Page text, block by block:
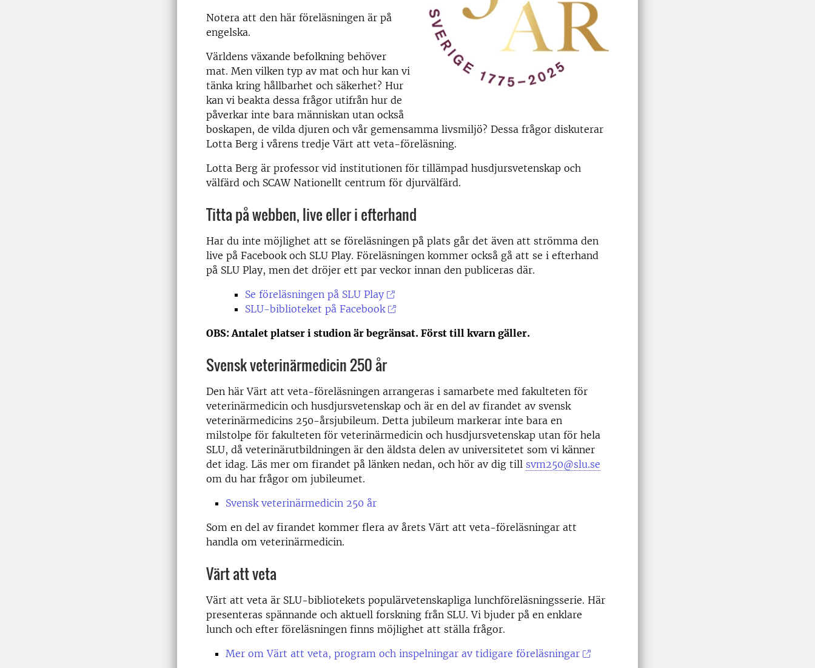
Notera att den här föreläsningen är på
engelska.
Världens växande befolkning behöver
mat. Men vilken typ av mat och hur kan vi
tänka kring hållbarhet och säkerhet? Hur
kan vi beakta dessa frågor utifrån hur de
påverkar inte bara människan utan också
boskapen, de vilda djuren och vår gemensamma livsmiljö? Dessa frågor diskuterar
Lotta Berg i vårens tredje Värt att veta-föreläsning.
Lotta Berg är professor vid institutionen för tillämpad husdjursvetenskap och
välfärd och SCAW Nationellt centrum för djurvälfärd.
Titta på webben, live eller i efterhand
Har du inte möjlighet att se föreläsningen på plats går det även att strömma den
live på Facebook och SLU Play. Föreläsningen kommer också gå att se i efterhand
på SLU Play, men det dröjer ett par veckor innan den publiceras där.
Se föreläsningen på SLU Play
SLU-biblioteket på Facebook
OBS: Antalet platser i studion är begränsat. Först till kvarn gäller.
Svensk veterinärmedicin 250 år
Den här Värt att veta-föreläsningen arrangeras i samarbete med fakulteten för
veterinärmedicin och husdjursvetenskap och är en del av firandet av svensk
veterinärmedicins 250-årsjubileum. Detta jubileum markerar inte bara en
milstolpe för fakulteten för veterinärmedicin och husdjursvetenskap utan för hela
SLU, då veterinärutbildningen är den äldsta delen av universitetet som vi känner
det idag. Läs mer om firandet på länken nedan, och hör av dig till svm250@slu.se
om du har frågor om jubileumet.
Svensk veterinärmedicin 250 år
Som en del av firandet kommer flera av årets Värt att veta-föreläsningar att
handla om veterinärmedicin.
Värt att veta
Värt att veta är SLU-bibliotekets populärvetenskapliga lunchföreläsningsserie. Här
presenteras spännande och aktuell forskning från SLU. Vi bjuder på en enklare
lunch och efter föreläsningen finns möjlighet att ställa frågor.
Mer om Värt att veta, program och inspelningar av tidigare föreläsningar